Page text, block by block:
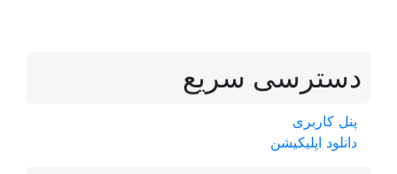
دسترسی سریع
پنل کاربری
دانلود اپلیکیشن